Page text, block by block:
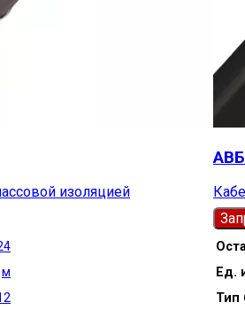
изоляцией
м
Ед.
Тип